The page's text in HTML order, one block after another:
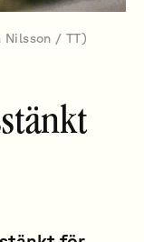
Nilsson / TT)